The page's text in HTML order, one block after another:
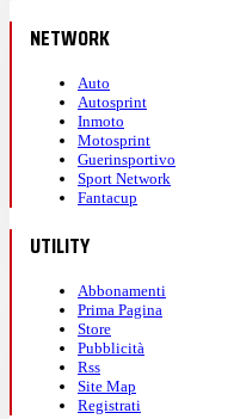
NETWORK
Auto
Autosprint
Inmoto
Motosprint
Guerinsportivo
Sport Network
Fantacup
UTILITY
Abbonamenti
Prima Pagina
Store
Pubblicità
Rss
Site Map
Registrati